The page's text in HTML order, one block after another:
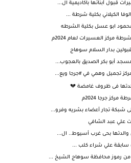
قبول أبنائها باكاديمية ال...
الكيلاني بكلية شرطة ...
محمود ابو عسل بكلية الشرطه
مركز العسيرات لعام 2024م
بدار السلام سوهاج
أبو بكر الصديق بالعجوب...
تجميل وهمي في #جرجا ويع...
فى ظروف غامضة 💔
جرجا 2024م
شبكة تجار أعضاء بشريه وفرو...
علي عبد الشافي
والدتها بحى غرب أسيوط.. ال...
علي شراء كلب ...
من رموز محافظة سوهاج الشيخ ...